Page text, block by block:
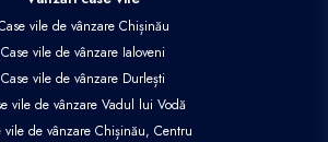
vile de vânzare Chișinău
Case vile de vânzare Ialoveni
Case vile de vânzare Durlești
vile de vânzare Vadul lui Vodă
vile de vânzare Chișinău, Centru